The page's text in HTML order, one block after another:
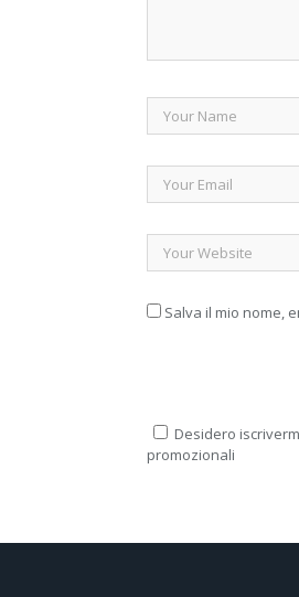
Salva il mio nome,
Desidero
promozionali